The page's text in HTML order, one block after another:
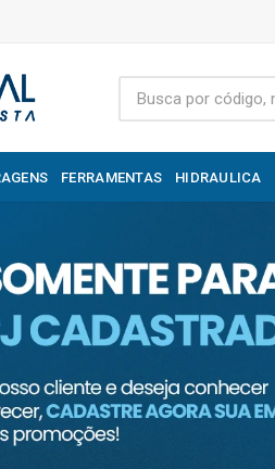
FERRAMENTAS HIDRAULICA